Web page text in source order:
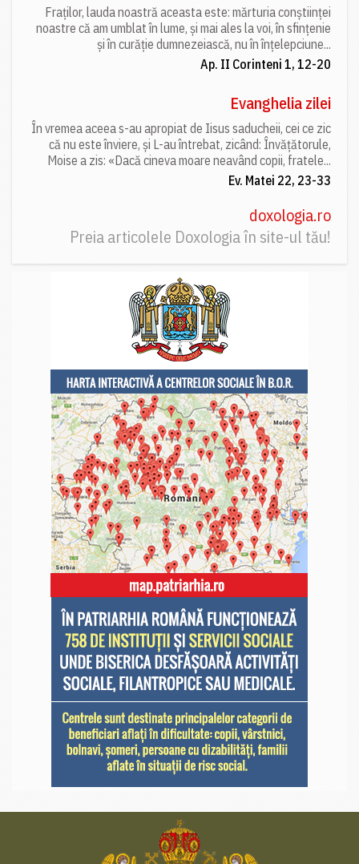
Fraților, lauda noastră aceasta este: mărturia conștiinței
noastre că am umblat în lume, și mai ales la voi, în sfințenie
și în curăție dumnezeiască, nu în înțelepciune...
Ap. II Corinteni 1, 12-20
Evanghelia zilei
În vremea aceea s-au apropiat de Iisus saducheii, cei ce zic
că nu este înviere, și L-au întrebat, zicând: Învățătorule,
Moise a zis: «Dacă cineva moare neavând copii, fratele...
Ev. Matei 22, 23-33
doxologia.ro
Preia articolele Doxologia în site-ul tău!